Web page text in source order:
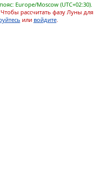
Europe/Moscow (UTC+02:30).
Чтобы рассчитать фазу Луны для
или войдите.